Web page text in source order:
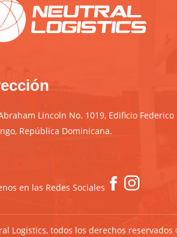
Lincoln No. 1019, Edificio
República Dominicana.
en las Redes Sociales
Logistics, todos los derechos reservados